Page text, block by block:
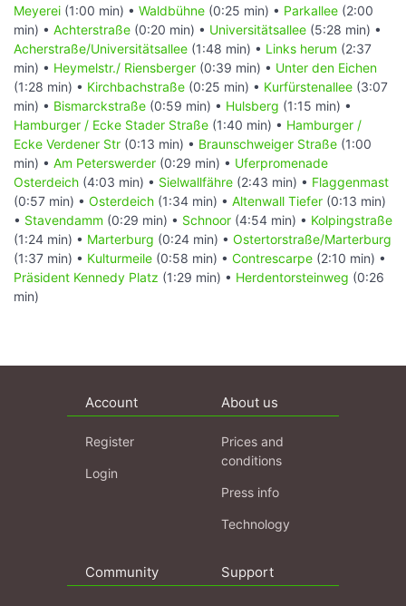
Meyerei (1:00 min) • Waldbühne (0:25 min) • Parkallee (2:00
min) • Achterstraße (0:20 min) • Universitätsallee (5:28 min) •
Acherstraße/Universitätsallee (1:48 min) • Links herum (2:37
min) • Heymelstr./ Riensberger (0:39 min) • Unter den Eichen
(1:28 min) • Kirchbachstraße (0:25 min) • Kurfürstenallee (3:07
min) • Bismarckstraße (0:59 min) • Hulsberg (1:15 min) •
Hamburger / Ecke Stader Straße (1:40 min) • Hamburger /
Ecke Verdener Str (0:13 min) • Braunschweiger Straße (1:00
min) • Am Peterswerder (0:29 min) • Uferpromenade
Osterdeich (4:03 min) • Sielwallfähre (2:43 min) • Flaggenmast
(0:57 min) • Osterdeich (1:34 min) • Altenwall Tiefer (0:13 min)
• Stavendamm (0:29 min) • Schnoor (4:54 min) • Kolpingstraße
(1:24 min) • Marterburg (0:24 min) • Ostertorstraße/Marterburg
(1:37 min) • Kulturmeile (0:58 min) • Contrescarpe (2:10 min) •
Präsident Kennedy Platz (1:29 min) • Herdentorsteinweg (0:26
min)
Account
Register
Login
About us
Prices and
conditions
Press info
Technology
Community Support